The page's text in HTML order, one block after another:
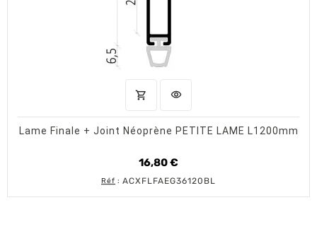
shopping_cart AJOUTER AU PANIER
visibility
Lame Finale + Joint Néoprène PETITE LAME L1200mm
16,80 €
Prix
Réf : ACXFLFAEG36120BL